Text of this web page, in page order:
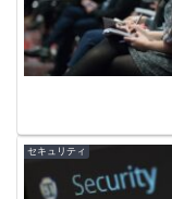
セキュリティ